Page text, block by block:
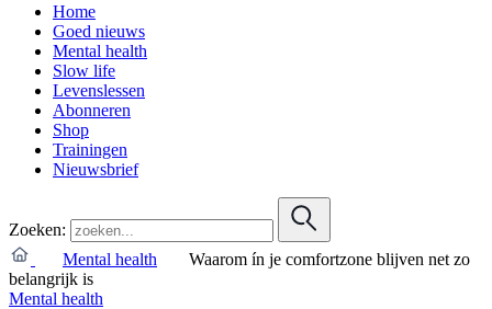
Home
Goed nieuws
Mental health
Slow life
Levenslessen
Abonneren
Shop
Trainingen
Nieuwsbrief
Zoeken:
Mental health
Waarom ín je comfortzone blijven net zo
belangrijk is
Mental health